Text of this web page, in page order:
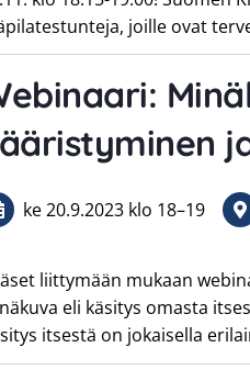
joille ovat
ke 20.9.2023 klo 18–19
liittymään mukaan
eli käsitys omasta
itsestä on jokaisella